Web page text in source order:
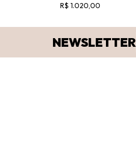
R$ 1.020,00
NEWSLETTER